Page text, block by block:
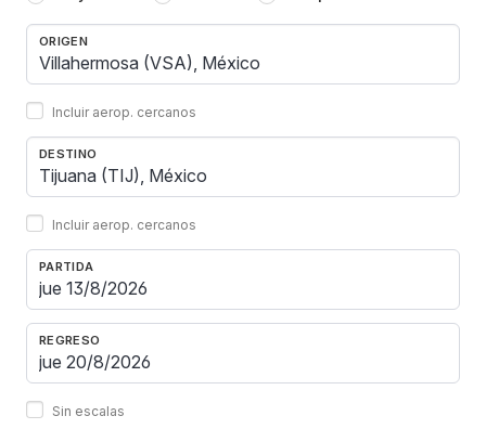
ORIGEN
Incluir aerop. cercanos
DESTINO
Incluir aerop. cercanos
PARTIDA
REGRESO
Sin escalas